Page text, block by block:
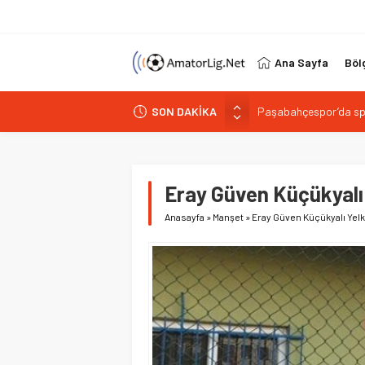
Ana Sayfa
SON DAKİKA
Paşabahçespor’da
İstanbul Gençlerbirliği
Kuzeyin Kaplanları
İstiklalspor’dan sol
Eray Güven
Anasayfa » Manşet » Eray Güven Küçükyalı